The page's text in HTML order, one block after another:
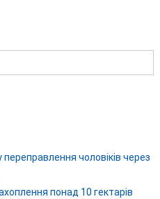
чоловіків через
понад 10 гектарів